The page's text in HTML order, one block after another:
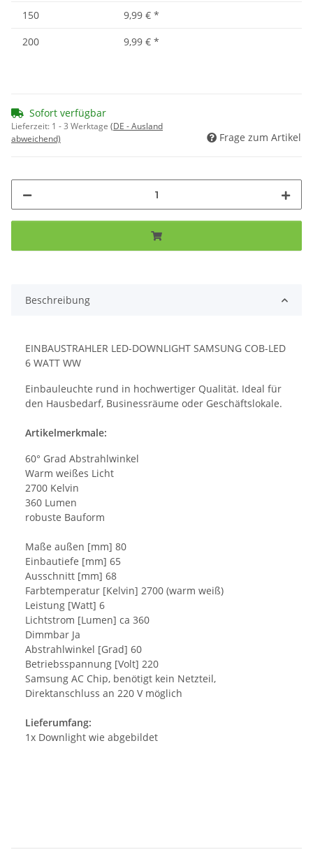
150
9,99 € *
200
9,99 € *
Sofort verfügbar
Lieferzeit: 1 - 3 Werktage (DE - Ausland
abweichend)
Frage zum Artikel
Beschreibung
EINBAUSTRAHLER LED-DOWNLIGHT SAMSUNG COB-LED
6 WATT WW
Einbauleuchte rund in hochwertiger Qualität. Ideal für
den Hausbedarf, Businessräume oder Geschäftslokale.
Artikelmerkmale:
60° Grad Abstrahlwinkel
Warm weißes Licht
2700 Kelvin
360 Lumen
robuste Bauform
Maße außen [mm] 80
Einbautiefe [mm] 65
Ausschnitt [mm] 68
Farbtemperatur [Kelvin] 2700 (warm weiß)
Leistung [Watt] 6
Lichtstrom [Lumen] ca 360
Dimmbar Ja
Abstrahlwinkel [Grad] 60
Betriebsspannung [Volt] 220
Samsung AC Chip, benötigt kein Netzteil,
Direktanschluss an 220 V möglich
Lieferumfang:
1x Downlight wie abgebildet